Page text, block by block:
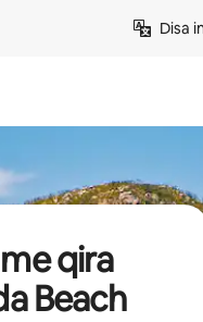
Disa
qira
Beach